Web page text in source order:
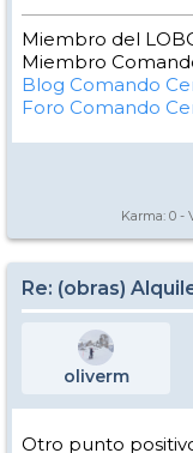
Miembro del
Miembro
Blog Comando
Foro Comando
Karma: 0 -
Re: (obras)
oliverm
Otro punto